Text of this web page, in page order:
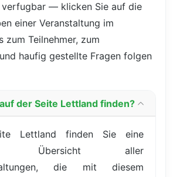
verfugbar — klicken Sie auf die
einer Veranstaltung im
zum Teilnehmer, zum
haufig gestellte Fragen folgen
der Seite Lettland finden?
Lettland finden Sie eine
Übersicht aller
die mit diesem